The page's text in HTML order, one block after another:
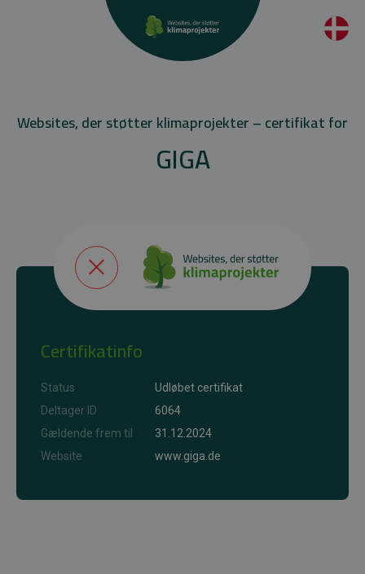
Websites, der støtter klimaprojekter – certifikat for
GIGA
Certifikatinfo
Status
Udløbet certifikat
Deltager ID
6064
Gældende frem til
31.12.2024
Website
www.giga.de